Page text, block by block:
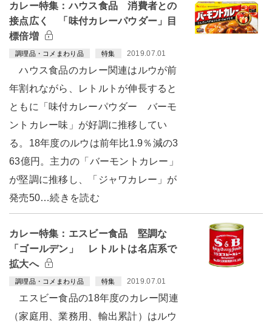
カレー特集：ハウス食品 消費者との
接点広く 「味付カレーパウダー」目
標倍増
調理品・コメまわり品 特集 2019.07.01
ハウス食品のカレー関連はルウが前
年割れながら、レトルトが伸長すると
ともに「味付カレーパウダー バーモ
ントカレー味」が好調に推移してい
る。18年度のルウは前年比1.9％減の3
63億円。主力の「バーモントカレー」
が堅調に推移し、「ジャワカレー」が
発売50…続きを読む
カレー特集：エスビー食品 堅調な
「ゴールデン」 レトルトは名店系で
拡大へ
調理品・コメまわり品 特集 2019.07.01
エスビー食品の18年度のカレー関連
（家庭用、業務用、輸出累計）はルウ